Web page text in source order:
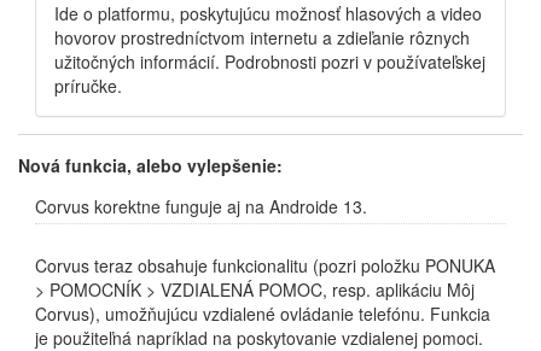
Ide o platformu, poskytujúcu možnosť hlasových a video
hovorov prostredníctvom internetu a zdieľanie rôznych
užitočných informácií. Podrobnosti pozri v používateľskej
príručke.
Nová funkcia, alebo vylepšenie:
Corvus korektne funguje aj na Androide 13.
Corvus teraz obsahuje funkcionalitu (pozri položku PONUKA
> POMOCNÍK > VZDIALENÁ POMOC, resp. aplikáciu Môj
Corvus), umožňujúcu vzdialené ovládanie telefónu. Funkcia
je použiteľná napríklad na poskytovanie vzdialenej pomoci.